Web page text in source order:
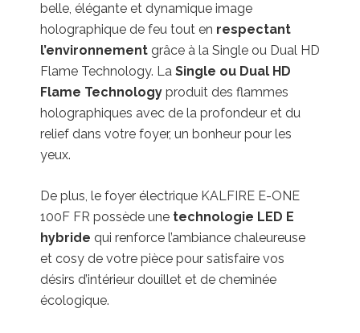
belle, élégante et dynamique image
holographique de feu tout en respectant
l’environnement grâce à la Single ou Dual HD
Flame Technology. La Single ou Dual HD
Flame Technology produit des flammes
holographiques avec de la profondeur et du
relief dans votre foyer, un bonheur pour les
yeux.
De plus, le foyer électrique KALFIRE E-ONE
100F FR possède une technologie LED E
hybride qui renforce l’ambiance chaleureuse
et cosy de votre pièce pour satisfaire vos
désirs d’intérieur douillet et de cheminée
écologique.